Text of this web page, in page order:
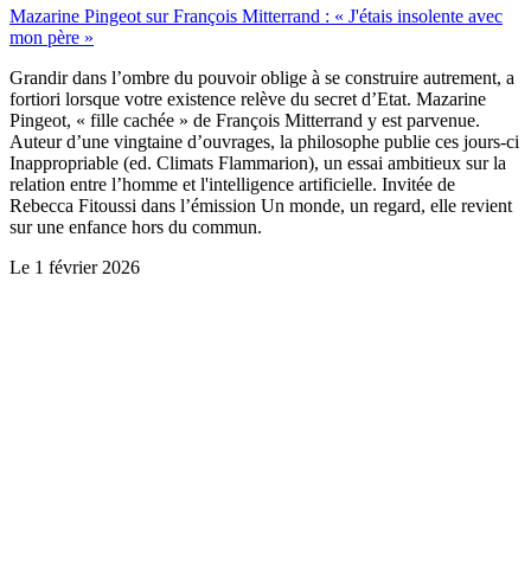
Mazarine Pingeot sur François Mitterrand : « J'étais insolente avec
mon père »
Grandir dans l’ombre du pouvoir oblige à se construire autrement, a
fortiori lorsque votre existence relève du secret d’Etat. Mazarine
Pingeot, « fille cachée » de François Mitterrand y est parvenue.
Auteur d’une vingtaine d’ouvrages, la philosophe publie ces jours-ci
Inappropriable (ed. Climats Flammarion), un essai ambitieux sur la
relation entre l’homme et l'intelligence artificielle. Invitée de
Rebecca Fitoussi dans l’émission Un monde, un regard, elle revient
sur une enfance hors du commun.
Le 1 février 2026